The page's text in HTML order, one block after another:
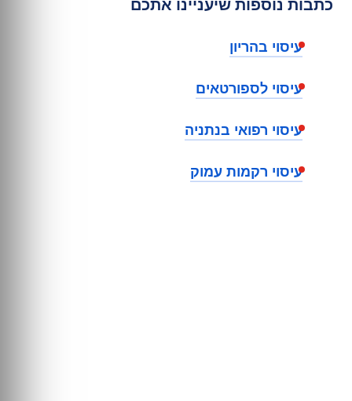
כתבות נוספות שיעניינו אתכם
עיסוי בהריון
עיסוי לספורטאים
עיסוי רפואי בנתניה
עיסוי רקמות עמוק